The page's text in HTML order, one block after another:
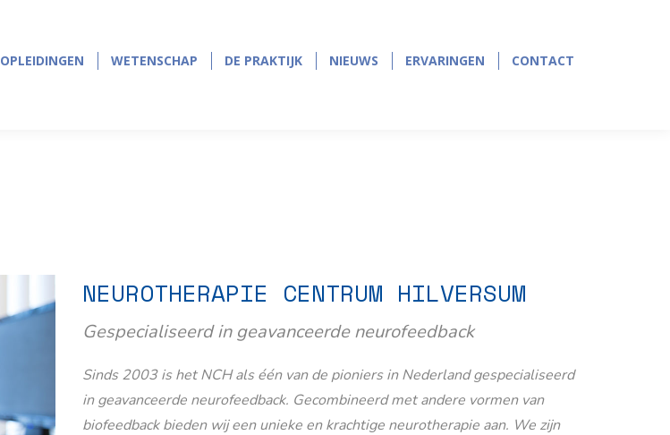
in
in
OPLEIDINGEN WETENSCHAP DE PRAKTIJK NIEUWS ERVARINGEN CONTACT
NEUROTHERAPIE CENTRUM HILVERSUM
Gespecialiseerd in geavanceerde neurofeedback
Sinds 2003 is het NCH als één van de pioniers in Nederland gespecialiseerd
in geavanceerde neurofeedback. Gecombineerd met andere vormen van
biofeedback bieden wij een unieke en krachtige neurotherapie aan. We zijn
OPLEIDINGEN WETENSCHAP DE PRAKTIJK NIEUWS ERVARINGEN CONTACT